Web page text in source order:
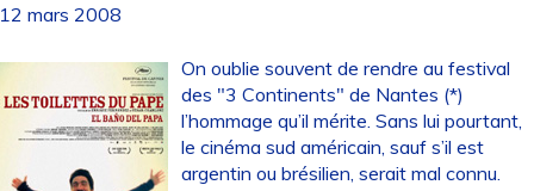
mars 2008
On oublie souvent de rendre au festival
des "3 Continents" de Nantes (*)
l’hommage qu’il mérite. Sans lui pourtant,
le cinéma sud américain, sauf s’il est
argentin ou brésilien, serait mal connu.